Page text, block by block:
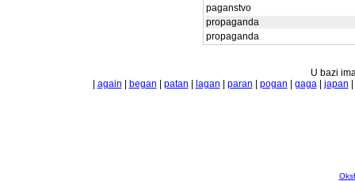
paganstvo
propaganda
propaganda
U bazi
again began patan lagan paran pogan gaga| japan